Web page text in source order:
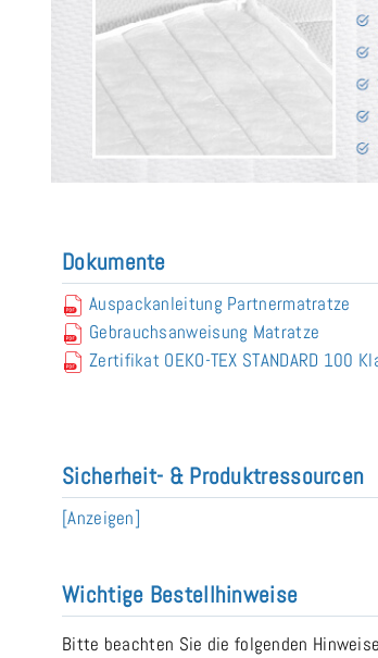
Dokumente
Auspackanleitung Partnermatratze
Gebrauchsanweisung Matratze
Zertifikat OEKO-TEX STANDARD 100
Sicherheit- & Produktressourcen
[Anzeigen]
Wichtige Bestellhinweise
Bitte beachten Sie die folgenden